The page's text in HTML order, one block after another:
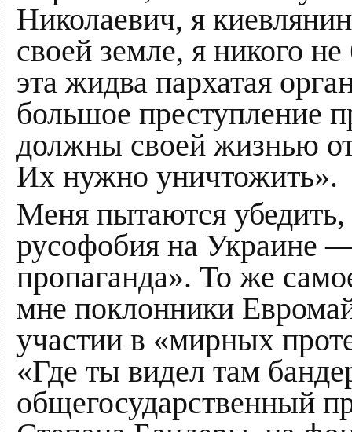
Николаевич, я
своей земле, я никого
эта жидва пархатая
большое преступление
должны своей жизнью
Их нужно уничтожить».
Меня пытаются
русофобия на Украине
пропаганда». То же
мне поклонники
участии в «мирных
«Где ты видел там
общегосударственный